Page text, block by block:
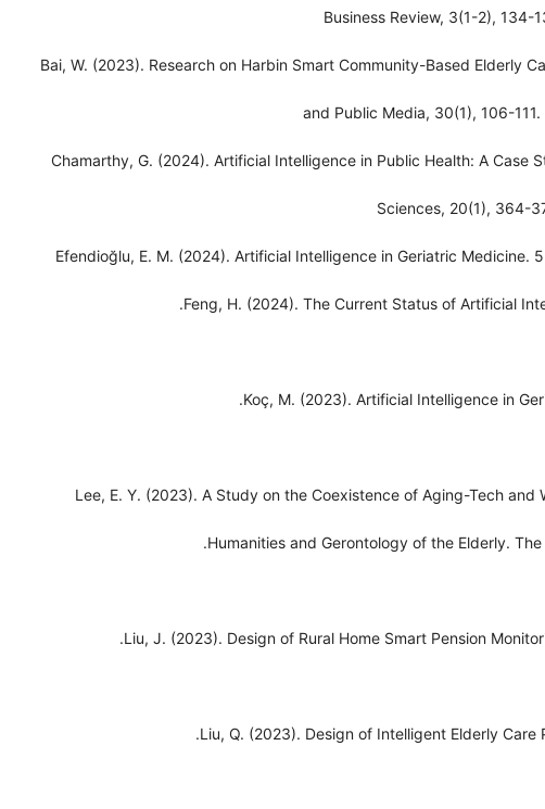
Business Review, 3(1-2), 134-
Bai, W. (2023). Research on Harbin Smart Community-Based Elderly
and Public Media, 30(1), 106-111.
Chamarthy, G. (2024). Artificial Intelligence in Public Health: A Case
Sciences, 20(1), 364-
Efendioğlu, E. M. (2024). Artificial Intelligence in Geriatric Medicine.
Feng, H. (2024). The Current Status of Artificial
Koç, M. (2023). Artificial Intelligence in
Lee, E. Y. (2023). A Study on the Coexistence of Aging-Tech
Humanities and Gerontology of the Elderly.
Liu, J. (2023). Design of Rural Home Smart Pension
Liu, Q. (2023). Design of Intelligent Elderly